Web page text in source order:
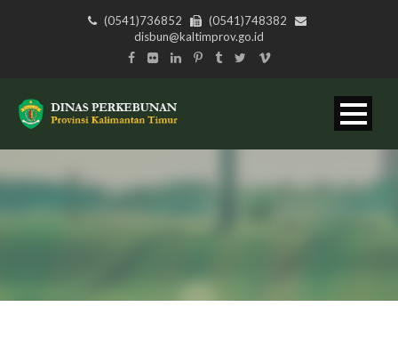
(0541)736852
(0541)748382
disbun@kaltimprov.go.id